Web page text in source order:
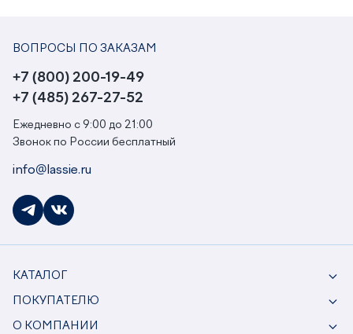
ВОПРОСЫ ПО ЗАКАЗАМ
+7 (800) 200-19-49
+7 (485) 267-27-52
Ежедневно с 9:00 до 21:00
Звонок по России бесплатный
info@lassie.ru
КАТАЛОГ
ПОКУПАТЕЛЮ
О КОМПАНИИ